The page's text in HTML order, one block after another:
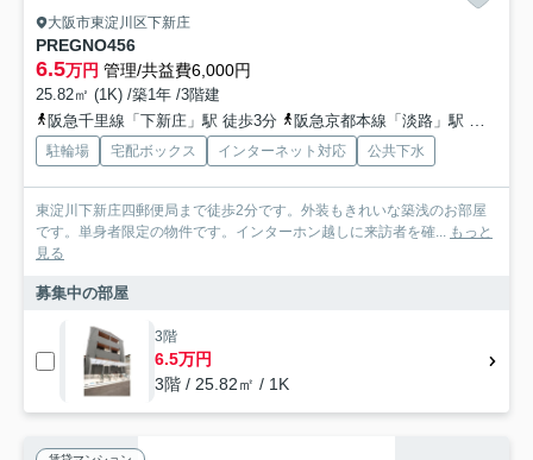
大阪市東淀川区下新庄
PREGNO456
6.5万円 管理/共益費6,000円
25.82㎡ (1K) /築1年 /3階建
阪急千里線「下新庄」駅 徒歩3分
阪急京都本線「淡路」駅 徒歩10分
駐輪場 宅配ボックス インターネット対応 公共下水
東淀川下新庄四郵便局まで徒歩2分です。外装もきれいな築浅のお部屋
です。単身者限定の物件です。インターホン越しに来訪者を確... もっと
見る
募集中の部屋
3階
6.5万円
3階 / 25.82㎡ / 1K